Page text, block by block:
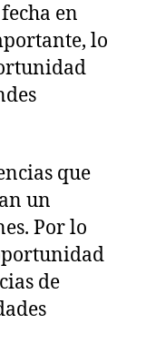
en
lo
que
un
Por lo
de